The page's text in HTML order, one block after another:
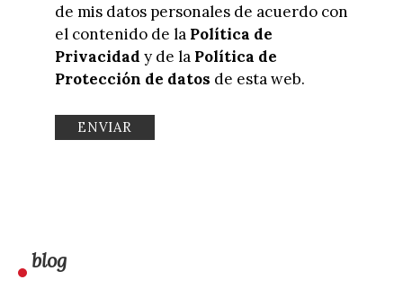
de mis datos personales de acuerdo con
el contenido de la Política de
Privacidad y de la Política de
Protección de datos de esta web.
blog